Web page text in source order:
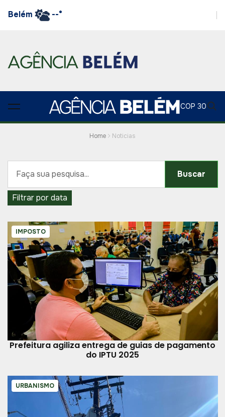
Belém --°
COP 30
Home Noticias
Buscar
Filtrar por data
IMPOSTO
Prefeitura agiliza entrega de guias de pagamento
do IPTU 2025
URBANISMO